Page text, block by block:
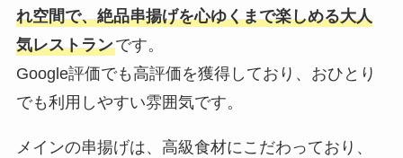
れ空間で、絶品串揚げを心ゆくまで楽しめる大人
気レストランです。
Google評価でも高評価を獲得しており、おひとり
でも利用しやすい雰囲気です。
メインの串揚げは、高級食材にこだわっており、